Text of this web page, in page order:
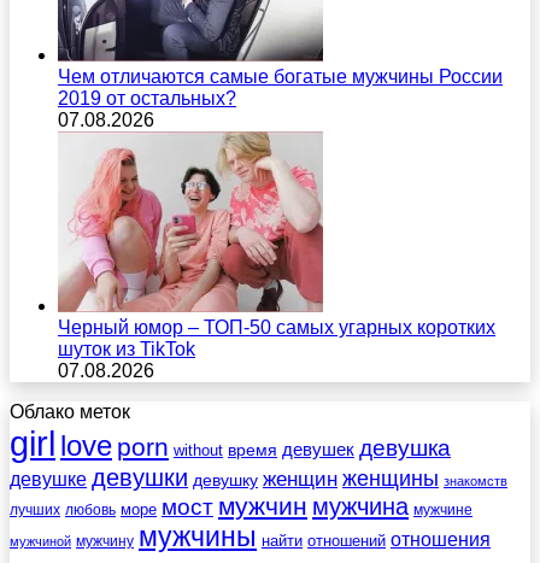
Чем отличаются самые богатые мужчины России
2019 от остальных?
07.08.2026
Черный юмор – ТОП-50 самых угарных коротких
шуток из TikTok
07.08.2026
Облако меток
girl love porn without время девушек девушка
девушке девушки девушку женщин женщины знакомств
лучших любовь море мост мужчин мужчина мужчине
мужчиной мужчину мужчины найти отношений отношения